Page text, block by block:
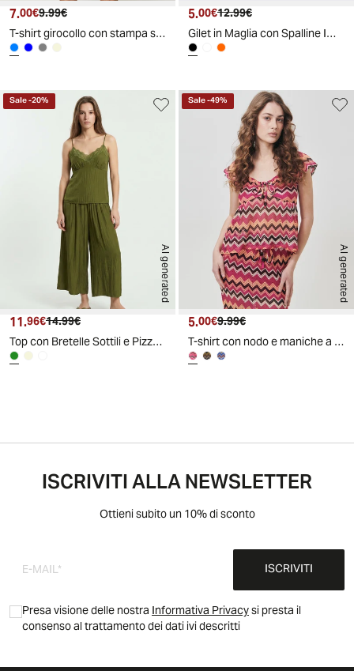
Prezzo attuale
7.00€ Prezzo originale
9.99€
T-shirt girocollo con stampa spray effetto - Celeste polvere
Prezzo attuale
5.00€ Prezzo originale
12.99€
Gilet in Maglia con Spalline Imbottite - Nero
AI generated
Sale-20%
Prezzo attuale
11.96€ Prezzo originale
14.99€
Top con Bretelle Sottili e Pizzo - Verde
AI generated
Sale-49%
Prezzo attuale
5.00€ Prezzo originale
9.99€
T-shirt con nodo e maniche a volant
ISCRIVITI ALLA NEWSLETTER
Ottieni subito un 10% di sconto
ISCRIVITI
Presa visione delle nostraInformativa Privacysi presta il
consenso al trattamento dei dati ivi descritti